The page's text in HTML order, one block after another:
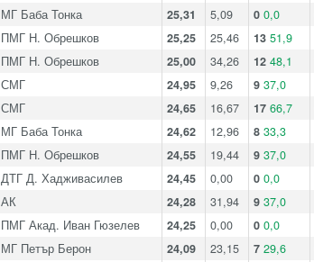
МГ Баба Тонка 25,31 5,09 0 0,0
ПМГ Н. Обрешков 25,25 25,46 13 51,9
ПМГ Н. Обрешков 25,00 34,26 12 48,1
СМГ 24,95 9,26 9 37,0
СМГ 24,65 16,67 17 66,7
МГ Баба Тонка 24,62 12,96 8 33,3
ПМГ Н. Обрешков 24,55 19,44 9 37,0
ДТГ Д. Хадживасилев 24,45 0,00 0 0,0
АК 24,28 31,94 9 37,0
ПМГ Акад. Иван Гюзелев 24,25 0,00 0 0,0
МГ Петър Берон 24,09 23,15 7 29,6